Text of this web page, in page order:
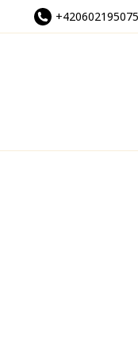
+420602195075